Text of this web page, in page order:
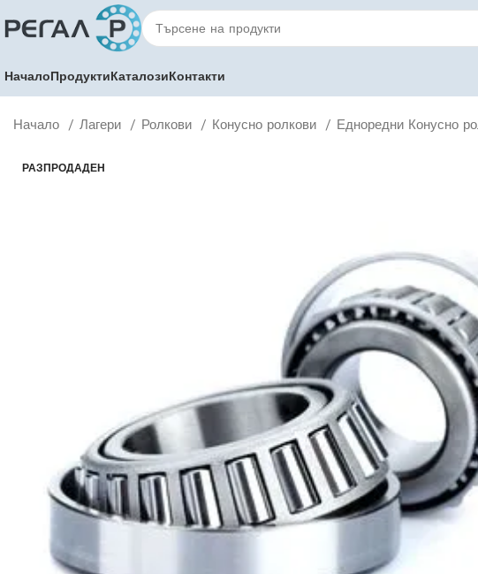
НачалоПродуктиКаталозиКонтакти
Начало Лагери Ролкови Конусно ролкови Едноредни Конусно
РАЗПРОДАДЕН